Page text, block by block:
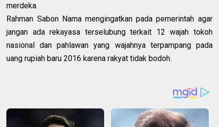
merdeka.
Rahman Sabon Nama mengingatkan pada pemerintah agar
jangan ada rekayasa terselubung terkait 12 wajah tokoh
nasional dan pahlawan yang wajahnya terpampang pada
uang rupiah baru 2016 karena rakyat tidak bodoh.